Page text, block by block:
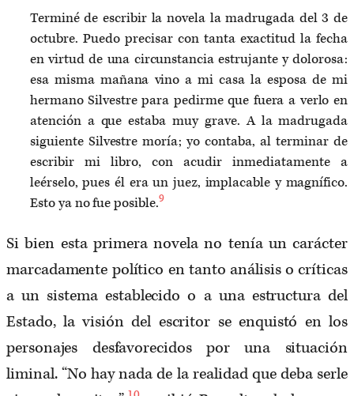
Terminé de escribir la novela la madrugada del 3 de
octubre. Puedo precisar con tanta exactitud la fecha
en virtud de una circunstancia estrujante y dolorosa:
esa misma mañana vino a mi casa la esposa de mi
hermano Silvestre para pedirme que fuera a verlo en
atención a que estaba muy grave. A la madrugada
siguiente Silvestre moría; yo contaba, al terminar de
escribir mi libro, con acudir inmediatamente a
leérselo, pues él era un juez, implacable y magnífico.
Esto ya no fue posible.9
Si bien esta primera novela no tenía un carácter
marcadamente político en tanto análisis o críticas
a un sistema establecido o a una estructura del
Estado, la visión del escritor se enquistó en los
personajes desfavorecidos por una situación
liminal. “No hay nada de la realidad que deba serle